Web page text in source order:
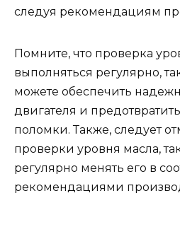
следуя рекомендациям
Помните, что проверка
выполняться регулярно,
можете обеспечить
двигателя и
поломки. Также, следует
проверки уровня масла,
регулярно менять его в
рекомендациями